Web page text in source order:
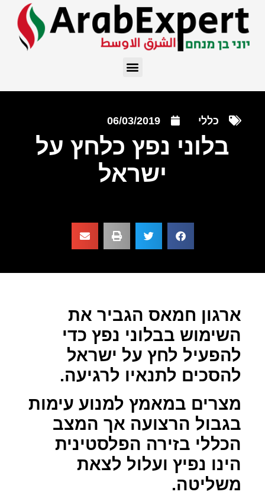
כללי 06/03/2019
בלוני נפץ כלחץ על
ישראל
ארגון חמאס הגביר את
השימוש בבלוני נפץ כדי
להפעיל לחץ על ישראל
להסכים לתנאיו לרגיעה.
מצרים במאמץ למנוע עימות
בגבול הרצועה אך המצב
הכללי בזירה הפלסטינית
הינו נפיץ ועלול לצאת
משליטה.